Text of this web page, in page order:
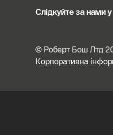
Слідкуйте за нами
© Роберт Бош Лтд
Корпоративна